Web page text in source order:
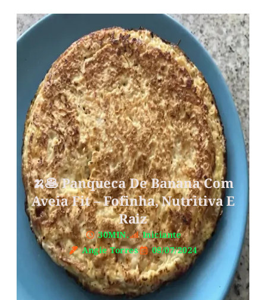
🍌🥞 Panqueca De Banana Com
Aveia Fit – Fofinha, Nutritiva E
Raiz
30MIN.
Iniciante
Angie Torres
08/07/2024